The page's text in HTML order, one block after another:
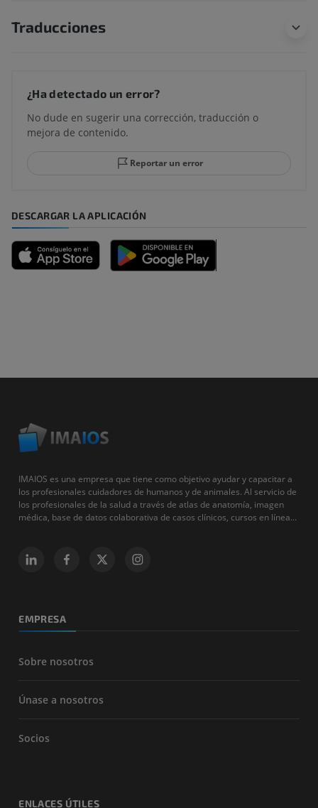
Traducciones
¿Ha detectado un error?
No dude en sugerir una corrección, traducción o
mejora de contenido.
Reportar un error
DESCARGAR LA APLICACIÓN
IMAIOS es una empresa que tiene como objetivo ayudar y capacitar a
los profesionales cuidadores de humanos y de animales. Al servicio de
los profesionales de la salud a través de atlas de anatomía, imagen
médica, base de datos colaborativa de casos clínicos, cursos en línea...
EMPRESA
Sobre nosotros
Únase a nosotros
Socios
ENLACES ÚTILES